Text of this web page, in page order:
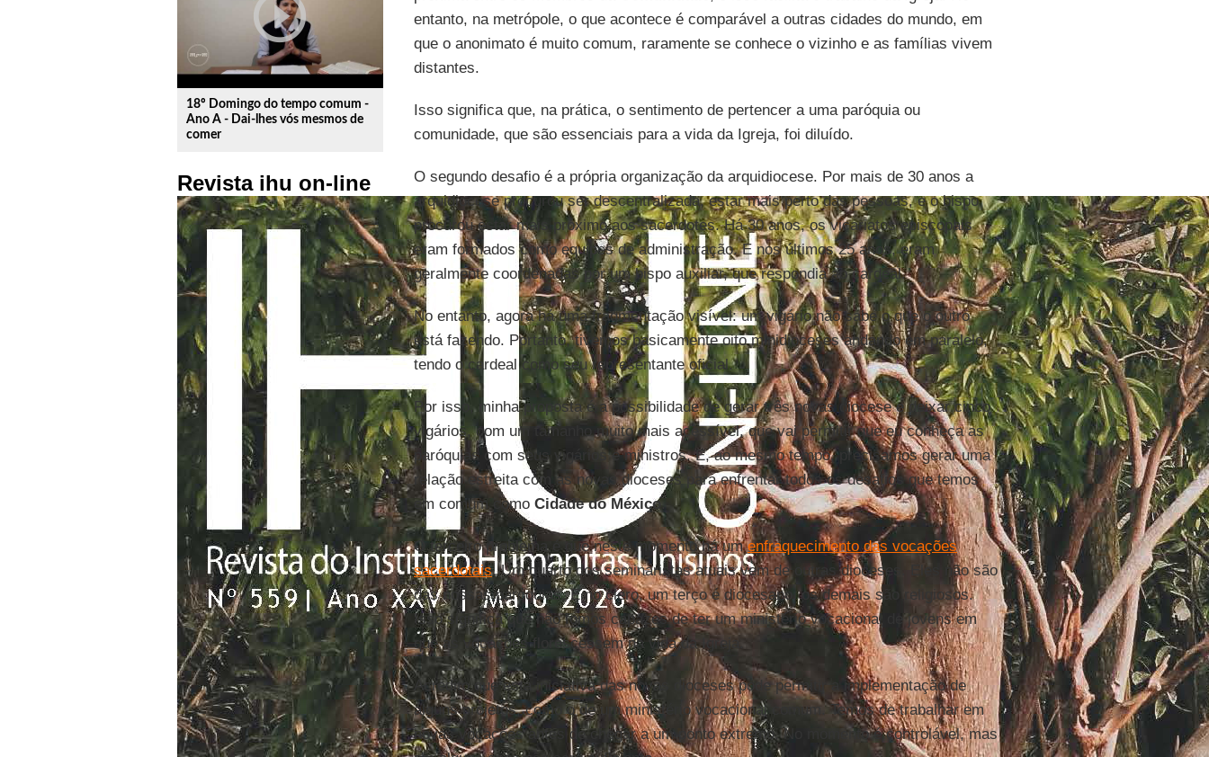
play_circle_outline
18º Domingo do tempo comum -
Ano A - Dai-lhes vós mesmos de
comer
Revista ihu on-line
entanto, na metrópole, o que acontece é comparável a outras cidades do mundo, em
que o anonimato é muito comum, raramente se conhece o vizinho e as famílias vivem
distantes.
Isso significa que, na prática, o sentimento de pertencer a uma paróquia ou
comunidade, que são essenciais para a vida da Igreja, foi diluído.
O segundo desafio é a própria organização da arquidiocese. Por mais de 30 anos a
arquidiocese procurou ser descentralizada, estar mais perto das pessoas, e o bispo
procurou estar mais próximo aos sacerdotes. Há 30 anos, os vicariatos episcopais
eram formados como equipes de administração. E nos últimos 25 anos, eram
geralmente coordenadas por um bispo auxiliar, que respondia ao cardeal.
No entanto, agora há uma fragmentação visível: um vigário não sabe o que o outro
está fazendo. Portanto, tivemos basicamente oito minidioceses andando em paralelo,
tendo o cardeal como seu representante oficial.
Por isso, minha proposta é a possibilidade de gerar três novas diocese e deixar cinco
vigários, com um tamanho muito mais acessível, que vai permitir que eu conheça as
paróquias com seus vigários e ministros. E, ao mesmo tempo, precisamos gerar uma
relação estreita com as novas dioceses para enfrentar todos os desafios que temos
em comum como Cidade do México.
O terceiro problema é que neste momento há umenfraquecimento das vocações
sacerdotais. Um quarto dos seminaristas atuais vem de outras dioceses. Eles não são
das nossas paróquias. E no clero, um terço é diocesano, os demais são religiosos.
Isso significa que não fomos capazes de ter um ministério vocacional de jovens em
que as vocações florescessem na vida da Igreja.
Acredito que esta iniciativa das novas dioceses pode permitir a implementação de
alguns projetos, como o de um ministério vocacional comum. Temos de trabalhar em
novas vocações antes de chegar a um ponto extremo. No momento é controlável, mas